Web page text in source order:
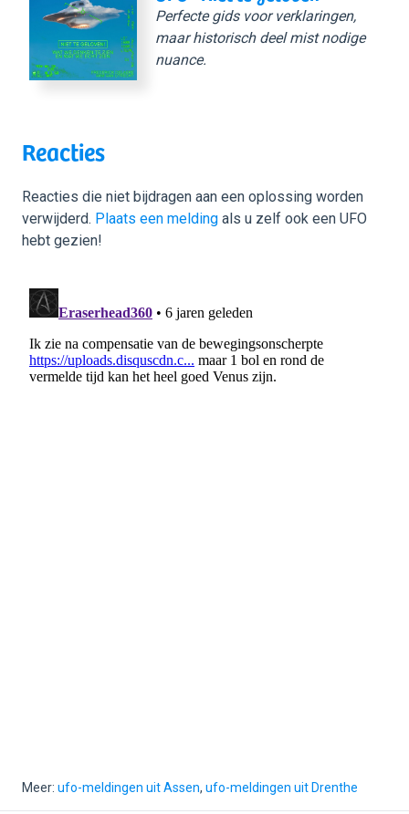
Perfecte gids voor verklaringen,
maar historisch deel mist nodige
nuance.
Reacties
Reacties die niet bijdragen aan een oplossing worden
verwijderd. Plaats een melding als u zelf ook een UFO
hebt gezien!
Meer: ufo-meldingen uit Assen, ufo-meldingen uit Drenthe